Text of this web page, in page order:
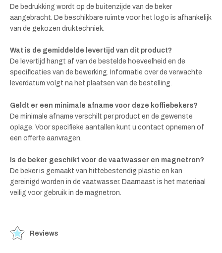
De bedrukking wordt op de buitenzijde van de beker
aangebracht. De beschikbare ruimte voor het logo is afhankelijk
van de gekozen druktechniek.
Wat is de gemiddelde levertijd van dit product?
De levertijd hangt af van de bestelde hoeveelheid en de
specificaties van de bewerking. Informatie over de verwachte
leverdatum volgt na het plaatsen van de bestelling.
Geldt er een minimale afname voor deze koffiebekers?
De minimale afname verschilt per product en de gewenste
oplage. Voor specifieke aantallen kunt u contact opnemen of
een offerte aanvragen.
Is de beker geschikt voor de vaatwasser en magnetron?
De beker is gemaakt van hittebestendig plastic en kan
gereinigd worden in de vaatwasser. Daarnaast is het materiaal
veilig voor gebruik in de magnetron.
Reviews